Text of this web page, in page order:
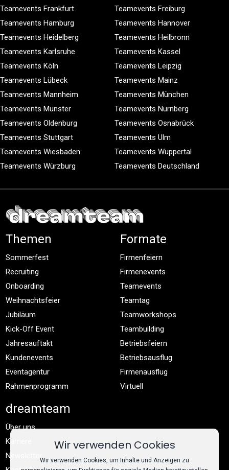
Teamevents Frankfurt
Teamevents Freiburg
Teamevents Hamburg
Teamevents Hannover
Teamevents Heidelberg
Teamevents Heilbronn
Teamevents Karlsruhe
Teamevents Kassel
Teamevents Köln
Teamevents Leipzig
Teamevents Lübeck
Teamevents Mainz
Teamevents Mannheim
Teamevents München
Teamevents Münster
Teamevents Nürnberg
Teamevents Oldenburg
Teamevents Osnabrück
Teamevents Stuttgart
Teamevents Ulm
Teamevents Wiesbaden
Teamevents Wuppertal
Teamevents Würzburg
Teamevents Deutschland
Themen
Sommerfest
Recruiting
Onboarding
Weihnachtsfeier
Jubiläum
Kick-Off Event
Jahresauftakt
Kundenevents
Eventagentur
Rahmenprogramm
Formate
Firmenfeiern
Firmenevents
Teamevents
Teamtag
Teamworkshops
Teambuilding
Betriebsfeiern
Betriebsausflug
Firmenausflug
Virtuell
dreamteam
Über uns
Karriere
Newsletter
Wir verwenden Cookies
Wir verwenden Cookies, um Inhalte und Anzeigen zu